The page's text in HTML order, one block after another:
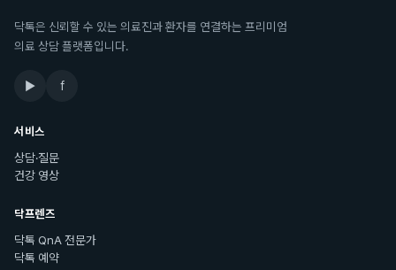
닥톡은 신뢰할 수 있는 의료진과 환자를 연결하는 프리미엄
의료 상담 플랫폼입니다.
▶ f
서비스
상담·질문
건강 영상
닥프렌즈
닥톡 QnA 전문가
닥톡 예약